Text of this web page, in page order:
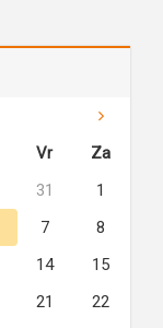
Vr
Za
31
1
7
8
14
15
21
22